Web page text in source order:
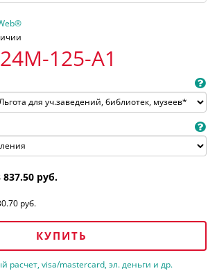
125-A1
837.50 руб.
руб.
КУПИТЬ
расчет, visa/mastercard, эл. деньги и др.